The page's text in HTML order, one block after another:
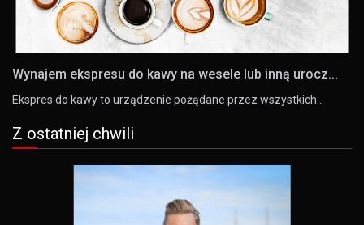
Wynajem ekspresu do kawy na wesele lub inną urocz...
Ekspres do kawy to urządzenie pożądane przez wszystkich…
Z ostatniej chwili